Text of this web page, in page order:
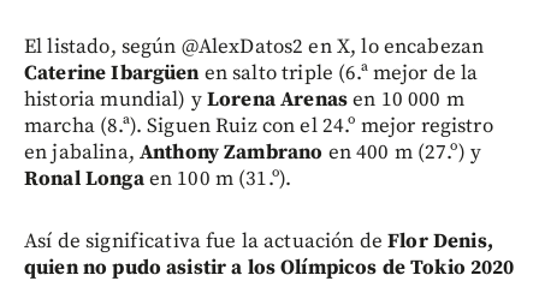
El listado, según @AlexDatos2 en X, lo encabezan
Caterine Ibargüen en salto triple (6.ª mejor de la
historia mundial) yLorena Arenasen 10 000 m
marcha (8.ª). Siguen Ruiz con el 24.º mejor registro
en jabalina, Anthony Zambrano en 400 m (27.º) y
Ronal Longaen 100 m (31.º).
Así de significativa fue la actuación de Flor Denis,
quien no pudo asistir a los Olímpicos de Tokio 2020